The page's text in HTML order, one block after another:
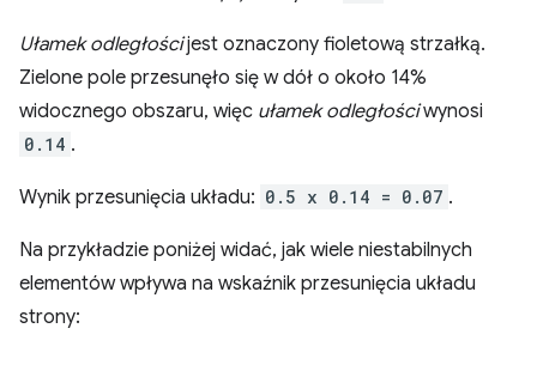
Ułamek odległościjest oznaczony fioletową strzałką.
Zielone pole przesunęło się w dół o około 14%
widocznego obszaru, więc ułamek odległościwynosi
0.14 .
Wynik przesunięcia układu: 0.5 x 0.14 = 0.07 .
Na przykładzie poniżej widać, jak wiele niestabilnych
elementów wpływa na wskaźnik przesunięcia układu
strony: